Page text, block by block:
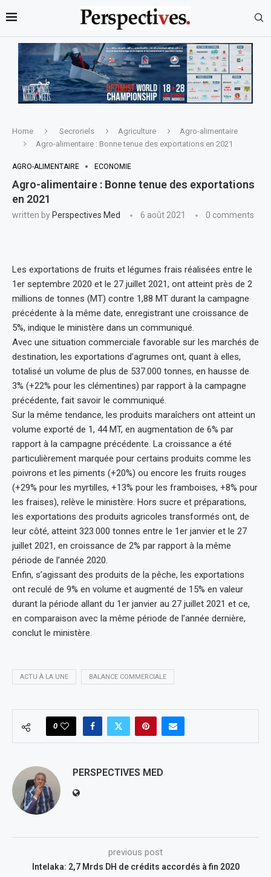
Home Secroriels Agriculture
Agro-alimentaire
Agro-alimentaire : Bonne tenue des exportations en 2021
AGRO-ALIMENTAIRE ECONOMIE
Agro-alimentaire : Bonne tenue des exportations
en 2021
written by Perspectives Med 6 août 2021 0 comments
Les exportations de fruits et légumes frais réalisées entre le
1er septembre 2020 et le 27 juillet 2021, ont atteint près de 2
millions de tonnes (MT) contre 1,88 MT durant la campagne
précédente à la même date, enregistrant une croissance de
5%, indique le ministère dans un communiqué.
Avec une situation commerciale favorable sur les marchés de
destination, les exportations d’agrumes ont, quant à elles,
totalisé un volume de plus de 537.000 tonnes, en hausse de
3% (+22% pour les clémentines) par rapport à la campagne
précédente, fait savoir le communiqué.
Sur la même tendance, les produits maraîchers ont atteint un
volume exporté de 1, 44 MT, en augmentation de 6% par
rapport à la campagne précédente. La croissance a été
particulièrement marquée pour certains produits comme les
poivrons et les piments (+20%) ou encore les fruits rouges
(+29% pour les myrtilles, +13% pour les framboises, +8% pour
les fraises), relève le ministère. Hors sucre et préparations,
les exportations des produits agricoles transformés ont, de
leur côté, atteint 323.000 tonnes entre le 1er janvier et le 27
juillet 2021, en croissance de 2% par rapport à la même
période de l’année 2020.
Enfin, s’agissant des produits de la pêche, les exportations
ont reculé de 9% en volume et augmenté de 15% en valeur
durant la période allant du 1er janvier au 27 juillet 2021 et ce,
en comparaison avec la même période de l’année dernière,
conclut le ministère.
ACTU À LA UNE BALANCE COMMERCIALE
0
PERSPECTIVES MED
previous post
Intelaka: 2,7 Mrds DH de crédits accordés à fin 2020